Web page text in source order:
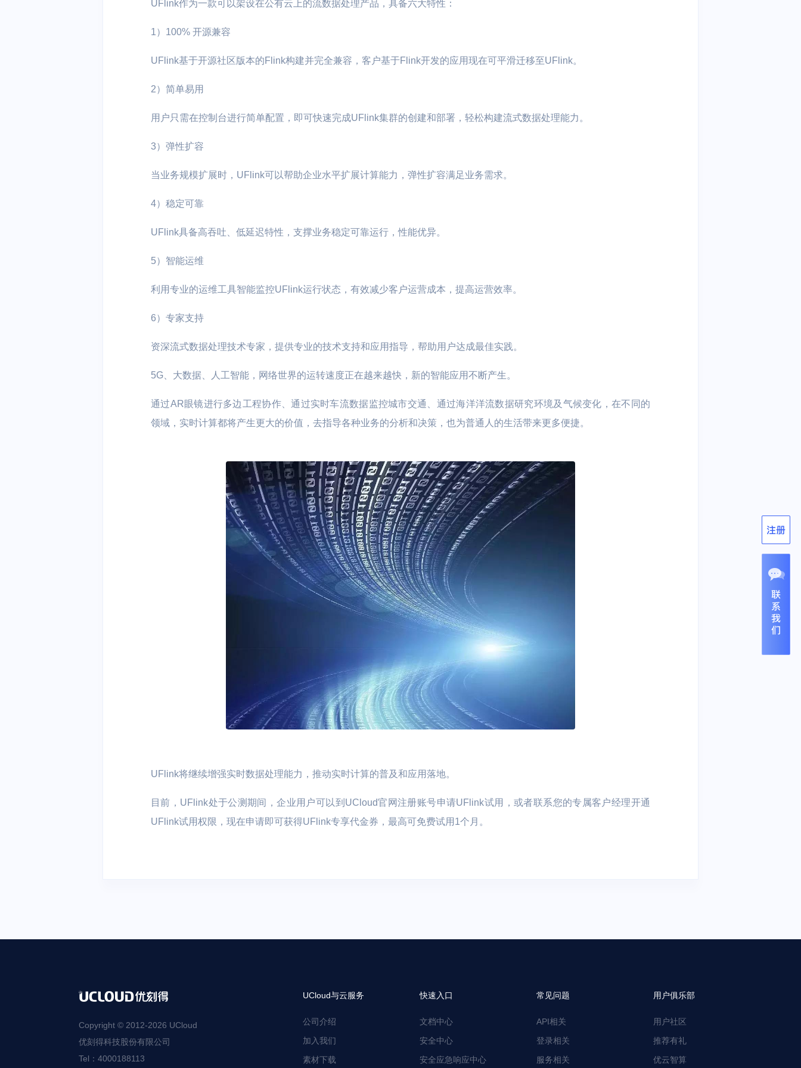
UFlink作为一款可以架设在公有云上的流数据处理产品，具备六大特性：
1）100% 开源兼容
UFlink基于开源社区版本的Flink构建并完全兼容，客户基于Flink开发的应用现在可平滑迁移至UFlink。
2）简单易用
用户只需在控制台进行简单配置，即可快速完成UFlink集群的创建和部署，轻松构建流式数据处理能力。
3）弹性扩容
当业务规模扩展时，UFlink可以帮助企业水平扩展计算能力，弹性扩容满足业务需求。
4）稳定可靠
UFlink具备高吞吐、低延迟特性，支撑业务稳定可靠运行，性能优异。
5）智能运维
利用专业的运维工具智能监控UFlink运行状态，有效减少客户运营成本，提高运营效率。
6）专家支持
资深流式数据处理技术专家，提供专业的技术支持和应用指导，帮助用户达成最佳实践。
5G、大数据、人工智能，网络世界的运转速度正在越来越快，新的智能应用不断产生。
通过AR眼镜进行多边工程协作、通过实时车流数据监控城市交通、通过海洋洋流数据研究环境及气候变化，在不同的
领域，实时计算都将产生更大的价值，去指导各种业务的分析和决策，也为普通人的生活带来更多便捷。
UFlink将继续增强实时数据处理能力，推动实时计算的普及和应用落地。
目前，UFlink处于公测期间，企业用户可以到UCloud官网注册账号申请UFlink试用，或者联系您的专属客户经理开通
UFlink试用权限，现在申请即可获得UFlink专享代金券，最高可免费试用1个月。
Copyright © 2012-2026 UCloud
优刻得科技股份有限公司
Tel：4000188113
UCloud与云服务
公司介绍
加入我们
素材下载
快速入口
文档中心
安全中心
安全应急响应中心
常见问题
API相关
登录相关
服务相关
用户俱乐部
用户社区
推荐有礼
优云智算